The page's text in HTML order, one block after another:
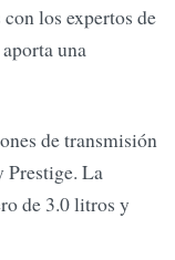
los expertos de
una
de transmisión
Prestige. La
de 3.0 litros y